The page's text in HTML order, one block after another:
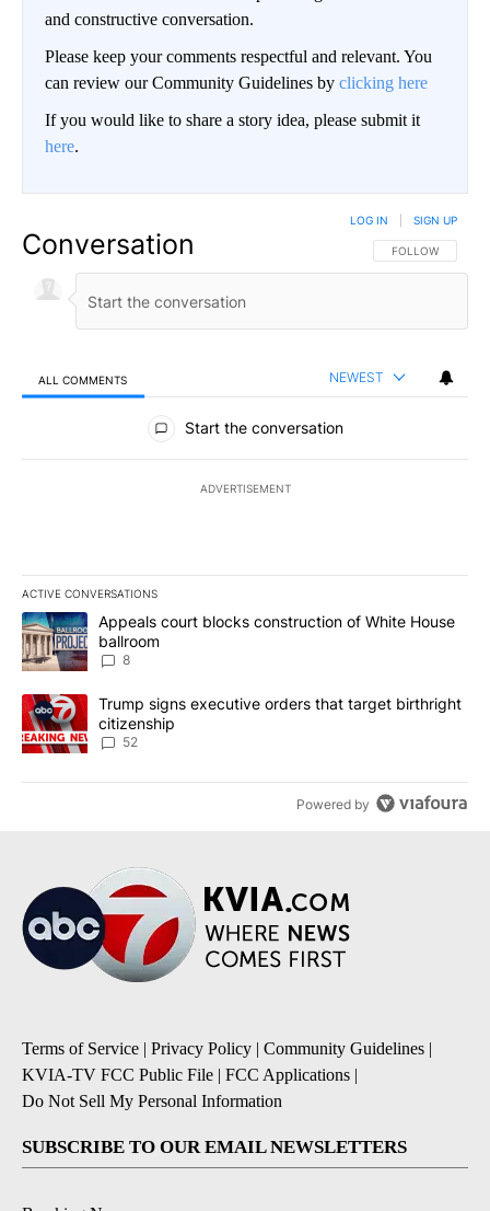
and constructive conversation.
Please keep your comments respectful and relevant. You
can review our Community Guidelines by clicking here
If you would like to share a story idea, please submit it
here.
Conversation FOLLOW THIS
FOLLOW
LOG IN SIGN UP
ALL COMMENTS NEWEST
All Comments
Start the conversation
ADVERTISEMENT
ACTIVE CONVERSATIONS
The following is a list of the most commented articles in the last
A trending article titled "Appeals court blocks construction of
Appeals court blocks construction of White House
ballroom
8
A trending article titled "Trump signs executive orders that
Trump signs executive orders that target birthright
citizenship
52
Powered by
Terms of Service | Privacy Policy | Community Guidelines |
KVIA-TV FCC Public File | FCC Applications |
Do Not Sell My Personal Information
SUBSCRIBE TO OUR EMAIL NEWSLETTERS